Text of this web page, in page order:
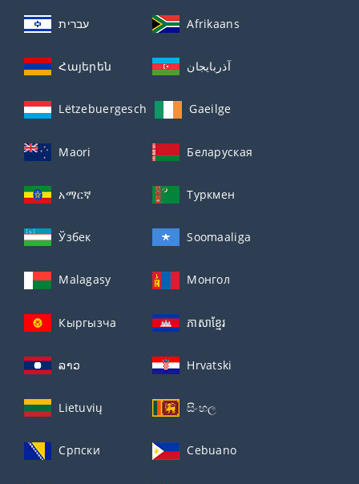
עברית Afrikaans
Հայերեն آذربايجان
Lëtzebuergesch Gaeilge
Maori Беларуская
አማርኛ Туркмен
Ўзбек Soomaaliga
Malagasy Монгол
Кыргызча ភាសាខ្មែរ
ລາວ Hrvatski
Lietuvių සිංහල
Српски Cebuano